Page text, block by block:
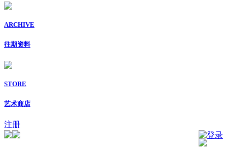
ARCHIVE
往期资料
STORE
艺术商店
注册
登录